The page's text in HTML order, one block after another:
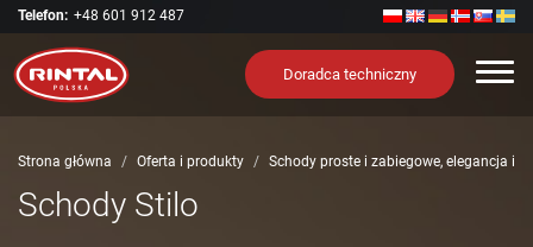
Telefon: +48 601 912 487
Doradca techniczny
Strona główna Oferta i produkty Schody proste i zabiegowe, elegancja i
Schody Stilo